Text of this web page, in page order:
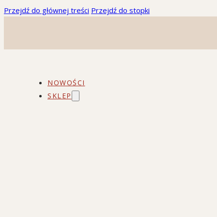
Przejdź do głównej treści Przejdź do stopki
NOWOŚCI
SKLEP